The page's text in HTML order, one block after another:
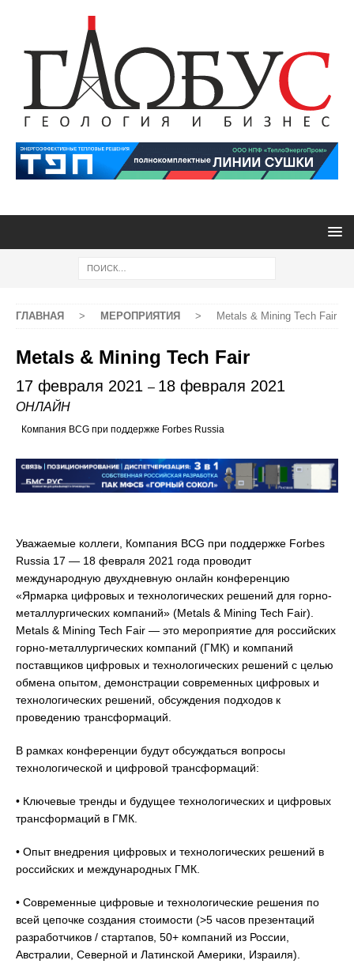
ГЛАВНАЯ > МЕРОПРИЯТИЯ > Metals & Mining Tech Fair
Metals & Mining Tech Fair
17 февраля 2021 – 18 февраля 2021
ОНЛАЙН
Компания BCG при поддержке Forbes Russia
Уважаемые коллеги, Компания BCG при поддержке Forbes
Russia 17 — 18 февраля 2021 года проводит
международную двухдневную онлайн конференцию
«Ярмарка цифровых и технологических решений для горно-
металлургических компаний» (Metals & Mining Tech Fair).
Metals & Mining Tech Fair — это мероприятие для российских
горно-металлургических компаний (ГМК) и компаний
поставщиков цифровых и технологических решений с целью
обмена опытом, демонстрации современных цифровых и
технологических решений, обсуждения подходов к
проведению трансформаций.
В рамках конференции будут обсуждаться вопросы
технологической и цифровой трансформаций:
• Ключевые тренды и будущее технологических и цифровых
трансформаций в ГМК.
• Опыт внедрения цифровых и технологических решений в
российских и международных ГМК.
• Современные цифровые и технологические решения по
всей цепочке создания стоимости (>5 часов презентаций
разработчиков / стартапов, 50+ компаний из России,
Австралии, Северной и Латинской Америки, Израиля).